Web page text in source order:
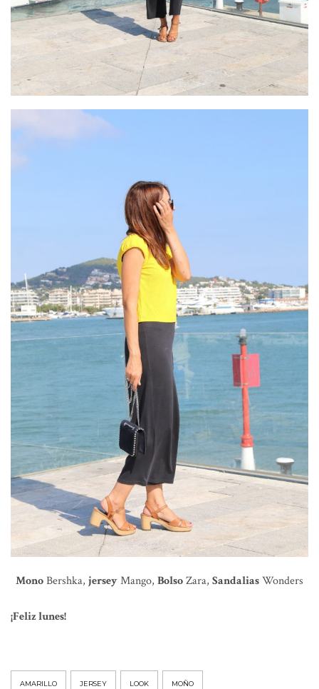
MonoBershka, jerseyMango, BolsoZara, SandaliasWonders
¡Feliz lunes!
AMARILLO JERSEY LOOK MOÑO